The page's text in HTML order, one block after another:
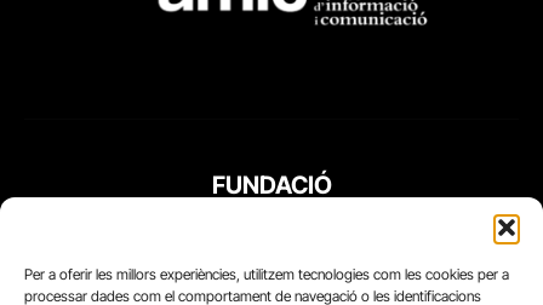
Per a oferir les millors experiències, utilitzem tecnologies com les cookies per a
processar dades com el comportament de navegació o les identificacions
FUNDACIÓ